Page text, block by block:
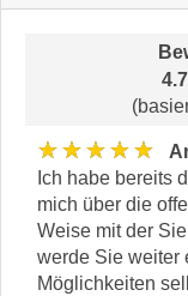
★★★★★
Ich habe bereits
mich über die
Weise mit der
werde Sie weiter
Möglichkeiten